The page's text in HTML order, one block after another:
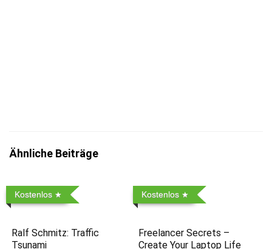
Ähnliche Beiträge
Kostenlos
Ralf Schmitz: Traffic
Tsunami
Kostenlos
Freelancer Secrets –
Create Your Laptop Life